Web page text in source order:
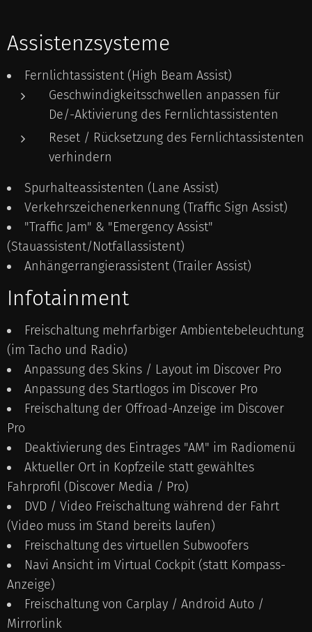
Assistenzsysteme
Fernlichtassistent (High Beam Assist)
Geschwindigkeitsschwellen anpassen für
De/-Aktivierung des Fernlichtassistenten
Reset / Rücksetzung des Fernlichtassistenten
verhindern
Spurhalteassistenten (Lane Assist)
Verkehrszeichenerkennung (Traffic Sign Assist)
"Traffic Jam" & "Emergency Assist"
(Stauassistent/Notfallassistent)
Anhängerrangierassistent (Trailer Assist)
Infotainment
Freischaltung mehrfarbiger Ambientebeleuchtung
(im Tacho und Radio)
Anpassung des Skins / Layout im Discover Pro
Anpassung des Startlogos im Discover Pro
Freischaltung der Offroad-Anzeige im Discover
Pro
Deaktivierung des Eintrages "AM" im Radiomenü
Aktueller Ort in Kopfzeile statt gewähltes
Fahrprofil (Discover Media / Pro)
DVD / Video Freischaltung während der Fahrt
(Video muss im Stand bereits laufen)
Freischaltung des virtuellen Subwoofers
Navi Ansicht im Virtual Cockpit (statt Kompass-
Anzeige)
Freischaltung von Carplay / Android Auto /
Mirrorlink